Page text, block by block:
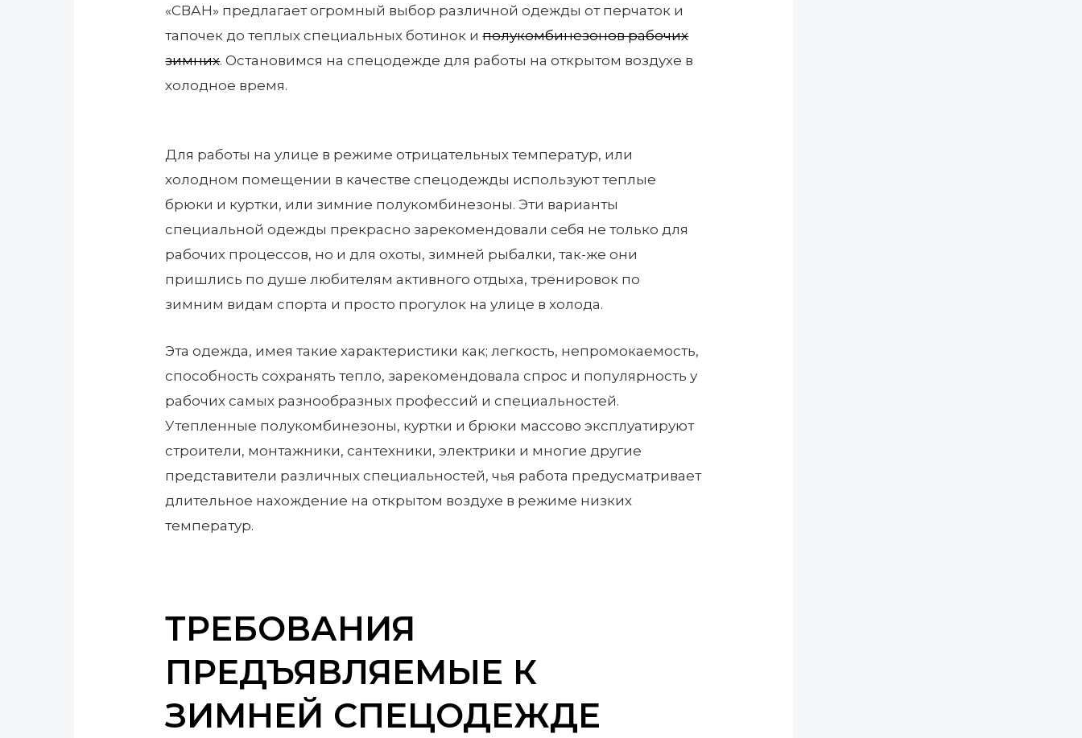
«СВАН» предлагает огромный выбор различной одежды от перчаток и
тапочек до теплых специальных ботинок иполукомбинезонов рабочих
зимних. Остановимся на спецодежде для работы на открытом воздухе в
холодное время.
Для работы на улице в режиме отрицательных температур, или
холодном помещении в качестве спецодежды используют теплые
брюки и куртки, или зимние полукомбинезоны. Эти варианты
специальной одежды прекрасно зарекомендовали себя не только для
рабочих процессов, но и для охоты, зимней рыбалки, так-же они
пришлись по душе любителям активного отдыха, тренировок по
зимним видам спорта и просто прогулок на улице в холода.
Эта одежда, имея такие характеристики как; легкость, непромокаемость,
способность сохранять тепло, зарекомендовала спрос и популярность у
рабочих самых разнообразных профессий и специальностей.
Утепленные полукомбинезоны, куртки и брюки массово эксплуатируют
строители, монтажники, сантехники, электрики и многие другие
представители различных специальностей, чья работа предусматривает
длительное нахождение на открытом воздухе в режиме низких
температур.
ТРЕБОВАНИЯ
ПРЕДЪЯВЛЯЕМЫЕ К
ЗИМНЕЙ СПЕЦОДЕЖДЕ